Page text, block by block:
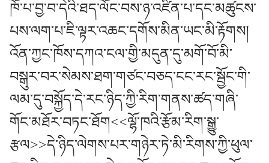
ཁོ་པ་བྱ་བ་དེའི་ཐད་ལོང་བས་ཉ་འཛིན་པ་དང་མཚུངས་
པས་ལག་པ་ཇི་ལྟར་འཆང་དགོས་མིན་ཡང་མི་རྟོགས།
འོན་ཀྱང་ཁོས་དཀའ་ངལ་གྱི་མདུན་དུ་མགོ་བོ་མི་
བསྒུར་བར་སེམས་ཐག་གཙང་བཅད་ངང་རང་སྦྱོང་གི་
ལམ་དུ་བསྐྱོད་དེ་རང་ཉིད་ཀྱི་རིག་གནས་ཚད་གཞི་
གོང་མཐོར་བཏང་ཐོག<<ལྷོ་ཁའི་རྩོམ་རིག་སྒྱུ་
རྩལ>>དེ་ཉིད་ལེགས་པར་གཉེར་ཏེ་མི་རིགས་ཀྱི་ཕུལ་